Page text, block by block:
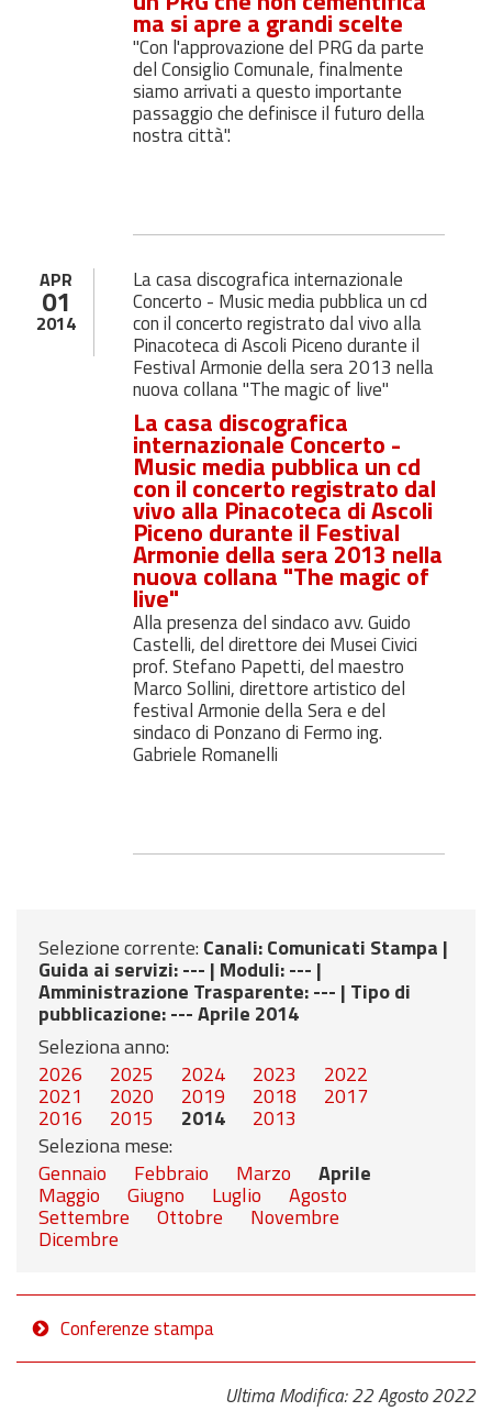
ma si apre a grandi scelte
"Con l'approvazione del PRG da parte
del Consiglio Comunale, finalmente
siamo arrivati a questo importante
passaggio che definisce il futuro della
nostra città".
APR
01
2014
La casa discografica internazionale
Concerto - Music media pubblica un cd
con il concerto registrato dal vivo alla
Pinacoteca di Ascoli Piceno durante il
Festival Armonie della sera 2013 nella
nuova collana "The magic of live"
La casa discografica
internazionale Concerto -
Music media pubblica un cd
con il concerto registrato dal
vivo alla Pinacoteca di Ascoli
Piceno durante il Festival
Armonie della sera 2013 nella
nuova collana "The magic of
live"
Alla presenza del sindaco avv. Guido
Castelli, del direttore dei Musei Civici
prof. Stefano Papetti, del maestro
Marco Sollini, direttore artistico del
festival Armonie della Sera e del
sindaco di Ponzano di Fermo ing.
Gabriele Romanelli
Selezione corrente: Canali: Comunicati Stampa |
Guida ai servizi: --- | Moduli: --- |
Amministrazione Trasparente: --- | Tipo di
pubblicazione: --- Aprile 2014
Seleziona anno:
2026
2025 2024 2023 2022
2021 2020 2019 2018 2017
2016 2015 2014
2013
Seleziona mese:
Gennaio
Febbraio Marzo Aprile
Maggio Giugno Luglio Agosto
Settembre Ottobre Novembre
Dicembre
Conferenze stampa
Ultima Modifica: 22 Agosto 2022